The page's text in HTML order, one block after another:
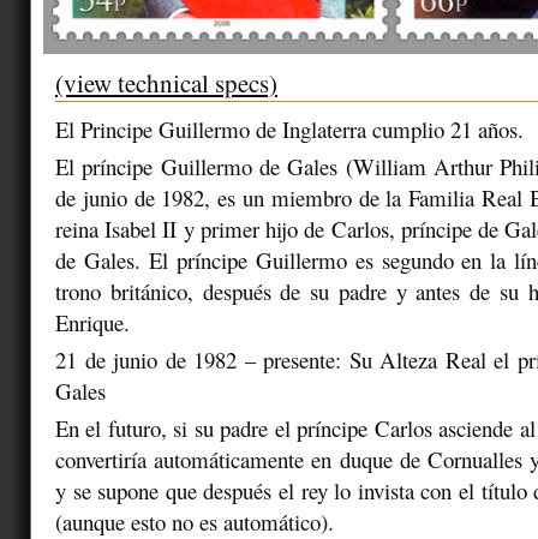
(view technical specs)
El Principe Guillermo de Inglaterra cumplio 21 años.
El príncipe Guillermo de Gales (William Arthur
de junio de 1982, es un miembro de la Familia Real
reina Isabel II y primer hijo de Carlos, príncipe de
de Gales. El príncipe Guillermo es segundo en la
trono británico, después de su padre y antes de su
Enrique.
21 de junio de 1982 – presente: Su Alteza Real el
Gales
En el futuro, si su padre el príncipe Carlos asciende
convertiría automáticamente en duque de Cornualles
y se supone que después el rey lo invista con el título
(aunque esto no es automático).